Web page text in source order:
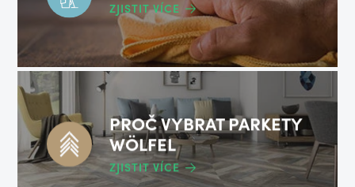
ZJISTIT VÍCE
PROČ VYBRAT PARKETY
WÖLFEL
ZJISTIT VÍCE